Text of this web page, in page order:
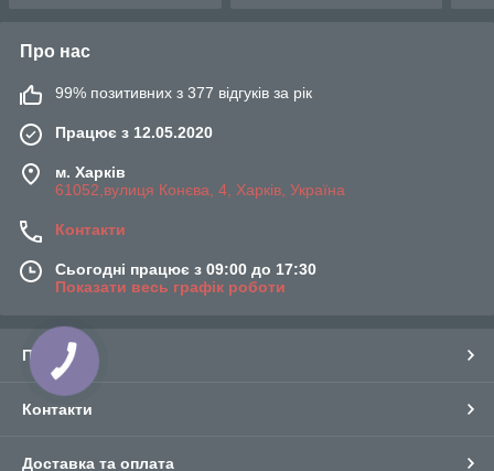
Про нас
99% позитивних з 377 відгуків за рік
Працює з 12.05.2020
м. Харків
61052,вулиця Конєва, 4, Харків, Україна
Контакти
Сьогодні працює з 09:00 до 17:30
Показати весь графік роботи
Про нас
Контакти
Доставка та оплата
КНОПКА
ЗВ'ЯЗКУ